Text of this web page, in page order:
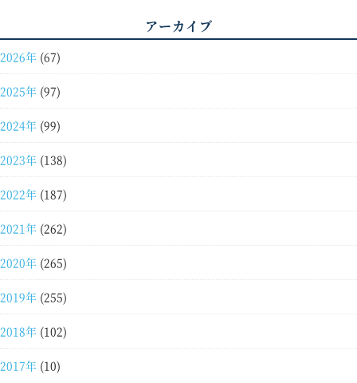
アーカイブ
2026年 (67)
2025年 (97)
2024年 (99)
2023年 (138)
2022年 (187)
2021年 (262)
2020年 (265)
2019年 (255)
2018年 (102)
2017年 (10)